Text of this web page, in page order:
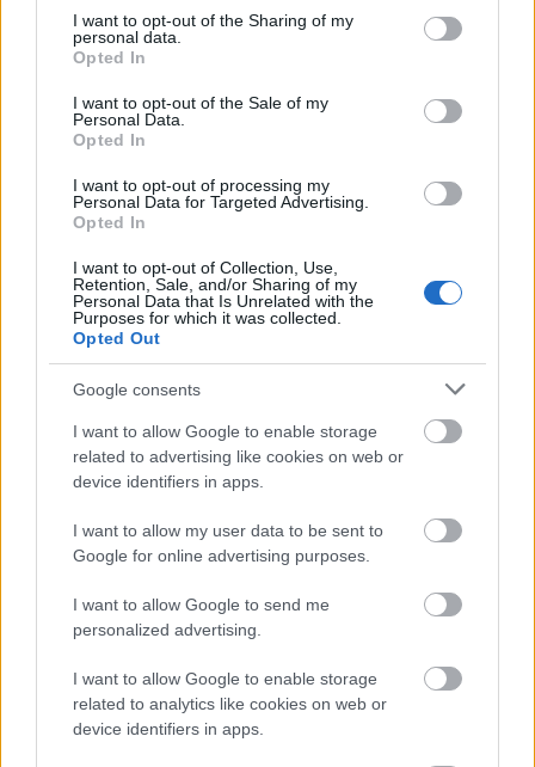
not limited to your visit or usage behaviour. You may click to
grant or deny consent to Google and its third-party tags to
use your data for below specified purposes in below Google
consent section.
I want to opt-out of the Sharing of my
personal data.
Opted In
I want to opt-out of the Sale of my
Personal Data.
Opted In
I want to opt-out of processing my
Personal Data for Targeted Advertising.
Opted In
I want to opt-out of Collection, Use,
Retention, Sale, and/or Sharing of my
Personal Data that Is Unrelated with the
Purposes for which it was collected.
Opted Out
Google consents
I want to allow Google to enable storage
related to advertising like cookies on web or
device identifiers in apps.
I want to allow my user data to be sent to
Google for online advertising purposes.
I want to allow Google to send me
personalized advertising.
I want to allow Google to enable storage
related to analytics like cookies on web or
device identifiers in apps.
Οι δυνατότητες αυτές ευθυγραμμίζονται με
βασικές τάσεις του κλάδου, όπως η εξατομίκευση
μέσω AI, τα ευέλικτα μοντέλα αποπληρωμής
βάσει δεδομένων (όπως η αποπληρωμή δανείων
μέσω των εισπράξεων μιας επιχείρησης) και η
ανάπτυξη συνεργατικών οικοσυστημάτων
επιτρέποντας στις τράπεζες, είτε μεγάλες είτε
αυξανόμενες προσδοκίες των πελατών και να
ξεχωρίζουν σε ανταγωνιστικές αγορές.
«Η Profile διαθέτει πάνω από 30 χρόνια
περισσότερους από 300 πελάτες στον
τραπεζικό και επενδυτικό τομέα, σε
επένδυσης στην Έρευνα και Ανάπτυξη, η εταιρεία
διασφαλίζει τη συνεχή καινοτομία – κάτι που
αποτυπώνεται στην παγκόσμια αναγνώριση της
λύσης Finuevo Suite. Η λύση έχει αναφερθεί σε
όπως Gartner, Forrester, Celent και IBS και την
εμπιστεύονται κορυφαία χρηματοπιστωτικά